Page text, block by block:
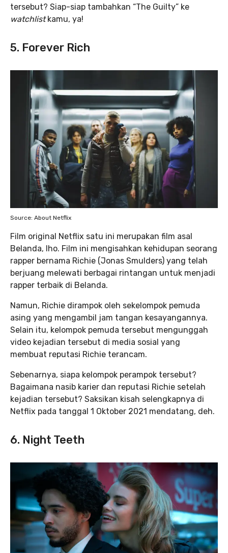
tersebut? Siap-siap tambahkan “The Guilty” ke
watchlistkamu, ya!
5. Forever Rich
Source: About Netflix
Film original Netflix satu ini merupakan film asal
Belanda, lho. Film ini mengisahkan kehidupan seorang
rapper bernama Richie (Jonas Smulders) yang telah
berjuang melewati berbagai rintangan untuk menjadi
rapper terbaik di Belanda.
Namun, Richie dirampok oleh sekelompok pemuda
asing yang mengambil jam tangan kesayangannya.
Selain itu, kelompok pemuda tersebut mengunggah
video kejadian tersebut di media sosial yang
membuat reputasi Richie terancam.
Sebenarnya, siapa kelompok perampok tersebut?
Bagaimana nasib karier dan reputasi Richie setelah
kejadian tersebut? Saksikan kisah selengkapnya di
Netflix pada tanggal 1 Oktober 2021 mendatang, deh.
6. Night Teeth